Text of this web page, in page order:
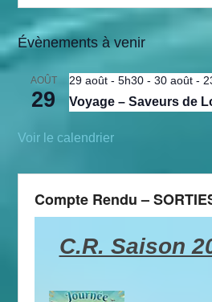
Évènements à venir
AOÛT
29
29 août - 5h30 -30 août -
Voyage – Saveurs de
Voir le calendrier
Compte Rendu –
C.R. Saison